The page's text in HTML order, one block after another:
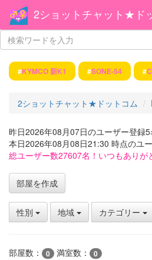
2ショットチャット★ド
#KYMCO 新K1 #SONE-54 #
2ショットチャット★ドットコム
昨日2026年08月07日のユーザー登録5
本日2026年08月08日21:30 時点のユ
総ユーザー数27607名！いつもありが
部屋を作成
性別 地域 カテゴリー
部屋数： 0 満室数： 0